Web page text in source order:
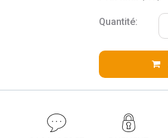
Quantité: